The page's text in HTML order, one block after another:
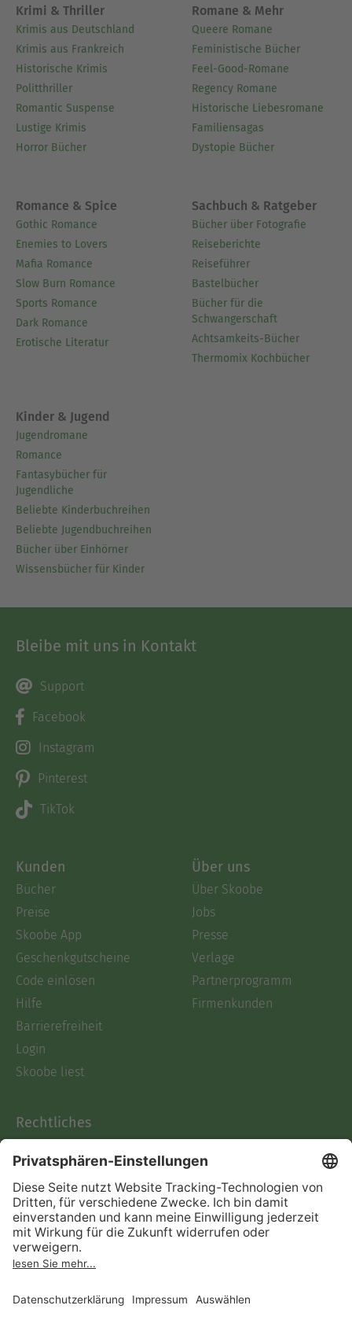
Krimi & Thriller
Krimis aus Deutschland
Krimis aus Frankreich
Historische Krimis
Politthriller
Romantic Suspense
Lustige Krimis
Horror Bücher
Romane & Mehr
Queere Romane
Feministische Bücher
Feel-Good-Romane
Regency Romane
Historische Liebesromane
Familiensagas
Dystopie Bücher
Romance & Spice
Gothic Romance
Enemies to Lovers
Mafia Romance
Slow Burn Romance
Sports Romance
Dark Romance
Erotische Literatur
Sachbuch & Ratgeber
Bücher über Fotografie
Reiseberichte
Reiseführer
Bastelbücher
Bücher für die
Schwangerschaft
Achtsamkeits-Bücher
Thermomix Kochbücher
Kinder & Jugend
Jugendromane
Romance
Fantasybücher für
Jugendliche
Beliebte Kinderbuchreihen
Beliebte Jugendbuchreihen
Bücher über Einhörner
Wissensbücher für Kinder
Bleibe mit uns in Kontakt
Support
Facebook
Instagram
Pinterest
TikTok
Kunden
Bücher
Preise
Skoobe App
Geschenkgutscheine
Code einlösen
Hilfe
Barrierefreiheit
Login
Skoobe liest
Über uns
Über Skoobe
Jobs
Presse
Verlage
Partnerprogramm
Firmenkunden
Rechtliches
AGB
Informationen nach Data
Act
Verträge hier kündigen
Impressum